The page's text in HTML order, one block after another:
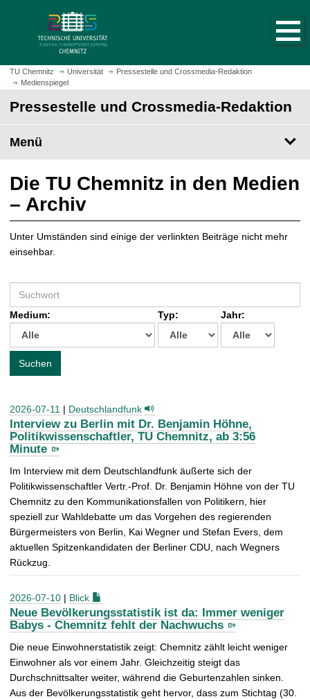
m
H
t
s
i
e
a
u
f
r
u
f
e
TU Chemnitz Universität
Pressestelle und Crossmedia-Redaktion
Medienspiegel
Pressestelle und Crossmedia-Redaktion
Menü
Die TU Chemnitz in den Medien
– Archiv
Unter Umständen sind einige der verlinkten Beiträge nicht mehr
einsehbar.
u
c
e
h
:
Medium: Typ: Jahr:
Suchen
2026-07-11 | Deutschlandfunk
Interview zu Berlin mit Dr. Benjamin Höhne,
Politikwissenschaftler, TU Chemnitz, ab 3:56
Minute
Im Interview mit dem Deutschlandfunk äußerte sich der
Politikwissenschaftler Vertr.-Prof. Dr. Benjamin Höhne von der TU
Chemnitz zu den Kommunikationsfallen von Politikern, hier
speziell zur Wahldebatte um das Vorgehen des regierenden
Bürgermeisters von Berlin, Kai Wegner und Stefan Evers, dem
aktuellen Spitzenkandidaten der Berliner CDU, nach Wegners
Rückzug.
2026-07-10 | Blick
Neue Bevölkerungsstatistik ist da: Immer weniger
Babys - Chemnitz fehlt der Nachwuchs
Die neue Einwohnerstatistik zeigt: Chemnitz zählt leicht weniger
Einwohner als vor einem Jahr. Gleichzeitig steigt das
Durchschnittsalter weiter, während die Geburtenzahlen sinken.
Aus der Bevölkerungsstatistik geht hervor, dass zum Stichtag (30.